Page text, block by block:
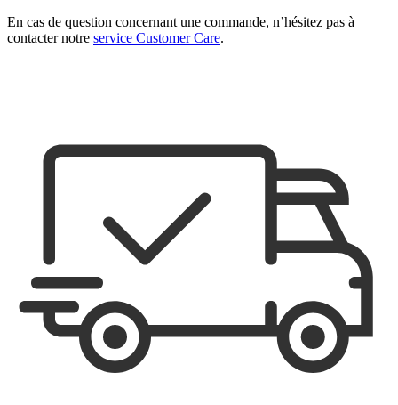
En cas de question concernant une commande, n’hésitez pas à
contacter notre service Customer Care.